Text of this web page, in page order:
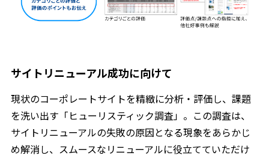
サイトリニューアル成功に向けて
現状のコーポレートサイトを精緻に分析・評価し、課題
を洗い出す「ヒューリスティック調査」。この調査は、
サイトリニューアルの失敗の原因となる現象をあらかじ
め解消し、スムースなリニューアルに役立てていただけ